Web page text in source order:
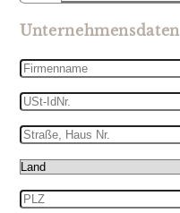
Unternehmensdaten
Firmenname
USt-
IdNr.
Straße,
Haus
Nr.
Land
PLZ